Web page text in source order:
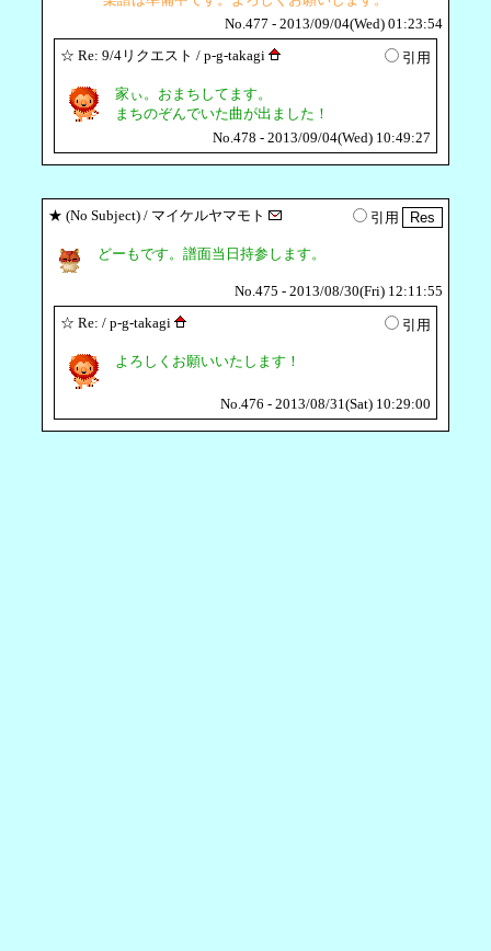
No.477 - 2013/09/04(Wed) 01:23:54
☆ Re: 9/4リクエスト / p-g-takagi 引用
家ぃ。おまちしてます。
まちのぞんでいた曲が出ました！
No.478 - 2013/09/04(Wed) 10:49:27
★ (No Subject) / マイケルヤマモト 引用
どーもです。譜面当日持参します。
No.475 - 2013/08/30(Fri) 12:11:55
☆ Re: / p-g-takagi 引用
よろしくお願いいたします！
No.476 - 2013/08/31(Sat) 10:29:00